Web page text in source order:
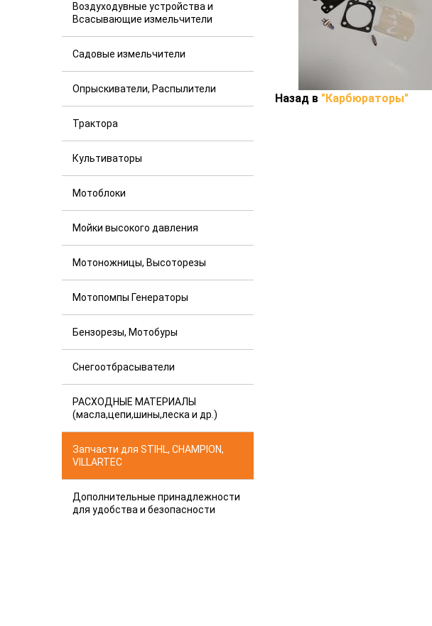
Воздуходувные устройства и
Всасывающие измельчители
Садовые измельчители
Опрыскиватели, Распылители
Трактора
Культиваторы
Мотоблоки
Мойки высокого давления
Мотоножницы, Высоторезы
Мотопомпы Генераторы
Бензорезы, Мотобуры
Снегоотбрасыватели
РАСХОДНЫЕ МАТЕРИАЛЫ
(масла,цепи,шины,леска и др.)
Запчасти для STIHL, CHAMPION,
VILLARTEC
Дополнительные принадлежности
для удобства и безопасности
Назад в "Карбюраторы"